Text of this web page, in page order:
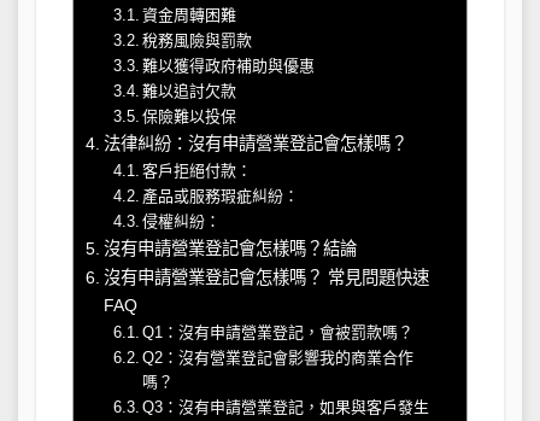
資金周轉困難
稅務風險與罰款
難以獲得政府補助與優惠
難以追討欠款
保險難以投保
法律糾紛：沒有申請營業登記會怎樣嗎？
客戶拒絕付款：
產品或服務瑕疵糾紛：
侵權糾紛：
沒有申請營業登記會怎樣嗎？結論
沒有申請營業登記會怎樣嗎？ 常見問題快速
FAQ
Q1：沒有申請營業登記，會被罰款嗎？
Q2：沒有營業登記會影響我的商業合作
嗎？
Q3：沒有申請營業登記，如果與客戶發生